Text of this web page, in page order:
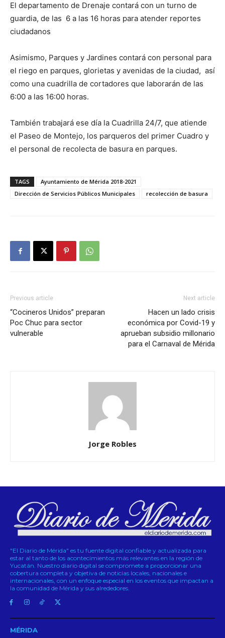
El departamento de Drenaje contará con un turno de
guardia, de las 6 a las 16 horas para atender reportes
ciudadanos
Asimismo, Parques y Jardines contará con personal para
el riego en parques, glorietas y avenidas de la ciudad, así
como una cuadrilla de cortadores que laborarán de las
6:00 a las 16:00 horas.
También trabajará ese día la Cuadrilla 24/7, que atiende
el Paseo de Montejo, los parqueros del primer Cuadro y
el personal de recolecta de basura en parques.
TAGS
Ayuntamiento de Mérida 2018-2021
Dirección de Servicios Públicos Municipales
recolección de basura
Previous article
“Cocineros Unidos” preparan
Poc Chuc para sector
vulnerable
Next article
Hacen un lado crisis
económica por Covid-19 y
aprueban subsidio millonario
para el Carnaval de Mérida
Jorge Robles
"El Diario de Mérida" es tu fuente digital confiable y actualizada para
estar al tanto de los acontecimientos más relevantes en la región de
Yucatán. Nuestro diario digital se compromete a proporcionar una
cobertura completa y objetiva de noticias locales, nacionales e
internacionales, con un enfoque especial en los eventos que impactan a
la comunidad de Mérida y sus alrededores.
MÉRIDA